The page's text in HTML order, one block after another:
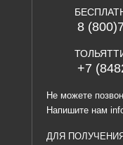
8
+7
Не можете
Напишите нам
ДЛЯ